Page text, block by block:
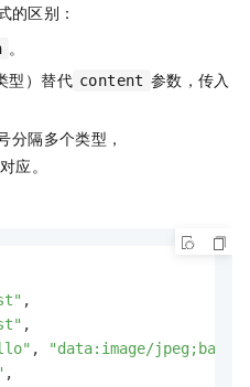
的区别：
。
型）替代 content 参数，传入
分隔多个类型，
应。
,
,
,
"data:image/jpeg;base64,/
,